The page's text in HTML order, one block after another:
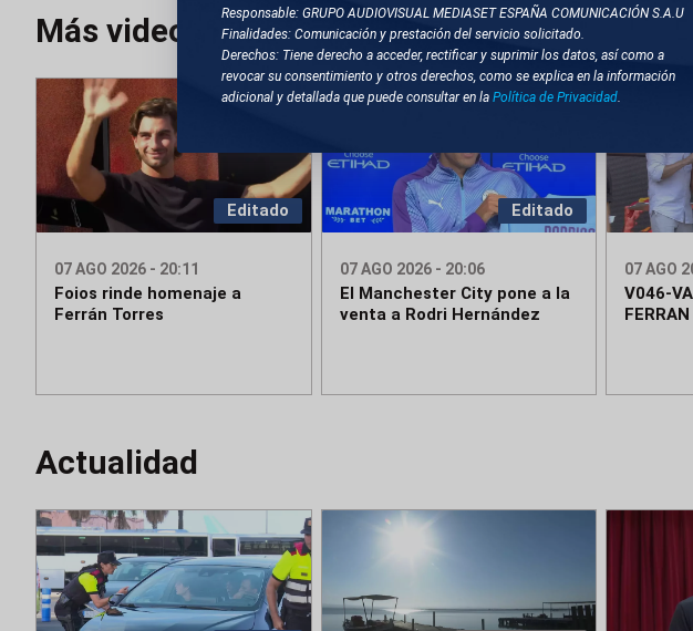
Responsable: GRUPO AUDIOVISUAL MEDIASET ESPAÑA COMUNICACIÓN S.A.U
Finalidades: Comunicación y prestación del servicio solicitado.
Derechos: Tiene derecho a acceder, rectificar y suprimir los datos, así como a
revocar su consentimiento y otros derechos, como se explica en la información
adicional y detallada que puede consultar en la Política de Privacidad.
Más videos
Editado
07 AGO 2026 - 20:11
Foios rinde homenaje a
Ferrán Torres
Editado
07 AGO 2026 - 20:06
El Manchester City pone a la
venta a Rodri Hernández
07 AGO
V046-
Actualidad